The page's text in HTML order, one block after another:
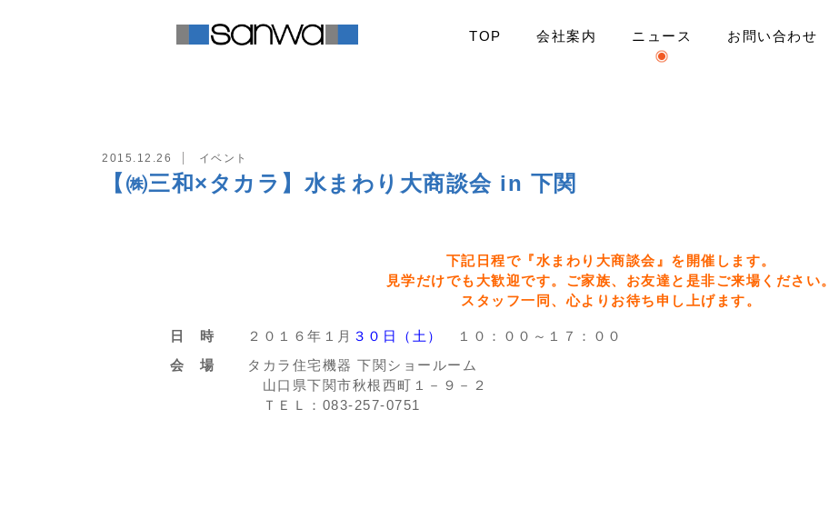
TOP 会社案内 ニュース お問い合わせ
2015.12.26 イベント
【㈱三和×タカラ】水まわり大商談会 in 下関
下記日程で『水まわり大商談会』を開催します。
見学だけでも大歓迎です。ご家族、お友達と是非ご来場ください。
スタッフ一同、心よりお待ち申し上げます。
日 時 ２０１６年１月 ３０日（土）
１０：００～１７：００
会 場
タカラ住宅機器 下関ショールーム
山口県下関市秋根西町１－９－２
ＴＥＬ：083-257-0751